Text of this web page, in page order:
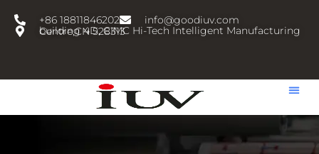
+86 18811846202
info@goodiuv.com
building 4D, CIMC Hi-Tech Intelligent Manufacturing Centre,CN 528313